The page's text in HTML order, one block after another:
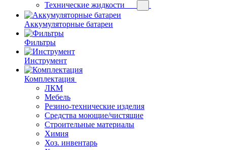
Технические жидкости
Аккумуляторные батареи
Фильтры
Инструмент
Комплектация
ЛКМ
Мебель
Резино-технические изделия
Средства моющие/чистящие
Строительные материалы
Химия
Хоз. инвентарь